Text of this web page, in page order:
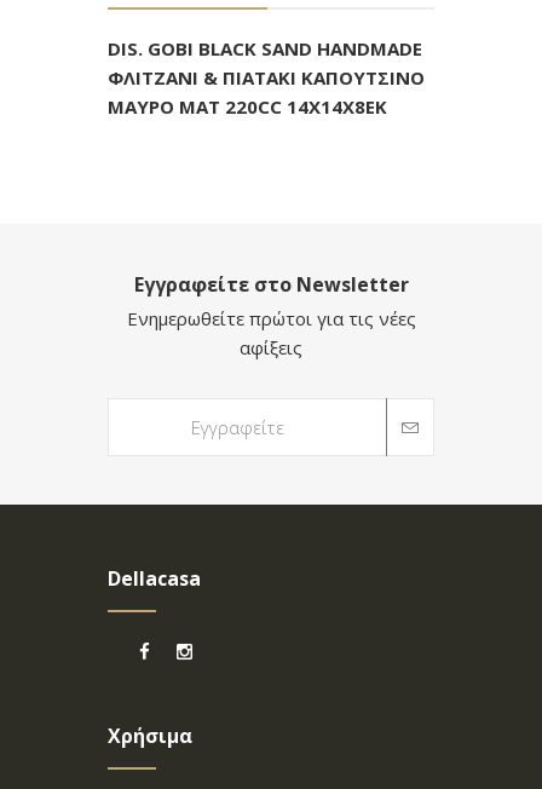
DIS. GOBI BLACK SAND HANDMADE
ΦΛΙΤΖΑΝΙ & ΠΙΑΤΑΚΙ ΚΑΠΟΥΤΣΙΝΟ
ΜΑΥΡΟ ΜΑΤ 220CC 14Χ14Χ8ΕΚ
Εγγραφείτε στο Newsletter
Ενημερωθείτε πρώτοι για τις νέες
αφίξεις
Dellacasa
Χρήσιμα